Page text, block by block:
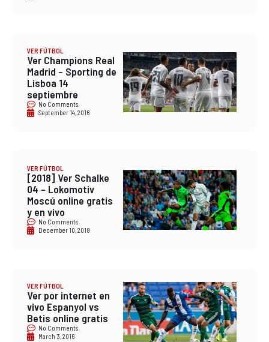
VER FÚTBOL
Ver Champions Real
Madrid – Sporting de
Lisboa 14
septiembre
No Comments
September 14, 2016
VER FÚTBOL
[2018] Ver Schalke
04 – Lokomotiv
Moscú online gratis
y en vivo
No Comments
December 10, 2018
VER FÚTBOL
Ver por internet en
vivo Espanyol vs
Betis online gratis
No Comments
March 3, 2016